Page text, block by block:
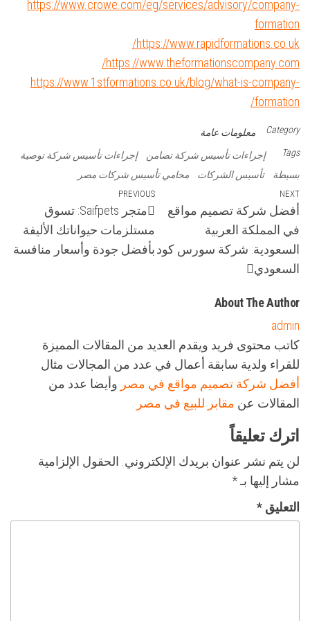
https://www.crowe.com/eg/services/advisory/company-
formation
https://www.rapidformations.co.uk/
https://www.theformationscompany.com/
https://www.1stformations.co.uk/blog/what-is-company-
formation/
Category
معلومات عامة
Tags
إجراءات تأسيس شركة تضامن
إجراءات تأسيس شركة توصية
بسيطة
تأسيس الشركات محامي تأسيس شركات مصر
تصفّح
المقالات
Previous
Post
PREVIOUS
متجر Saifpets: تسوق
مستلزمات حيواناتك الأليفة
بأفضل جودة وأسعار منافسة
Next
Post
NEXT
أفضل شركة تصميم مواقع
في المملكة العربية
السعودية: شركة سورس كود
السعودي
About The Author
admin
كاتب محتوى فريد ويقدم العديد من المقالات المميزة
للقراء ولدية سابقة أعمال في عدد من المجالات مثال
أفضل شركة تصميم مواقع في مصر وأيضا عدد من
المقالات عن مقابر للبيع في مصر
اترك تعليقاً
لن يتم نشر عنوان بريدك الإلكتروني. الحقول الإلزامية
مشار إليها بـ*
التعليق *